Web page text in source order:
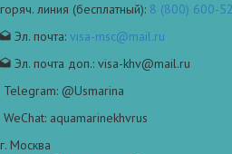
горяч. линия (бесплатный): 8 (800) 600-
Эл. почта: visa-msc@mail.ru
Эл. почта доп.: visa-khv@mail.ru
Telegram: @Usmarina
WeChat: aquamarinekhvrus
г. Москва